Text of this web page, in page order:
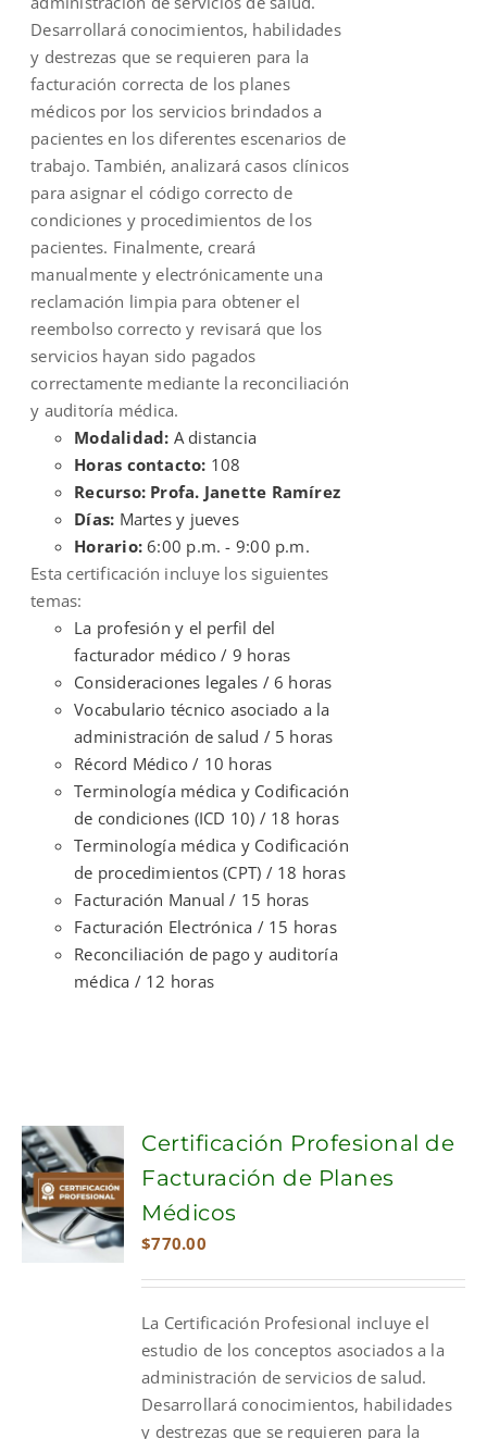
Desarrollará conocimientos, habilidades
y destrezas que se requieren para la
facturación correcta de los planes
médicos por los servicios brindados a
pacientes en los diferentes escenarios de
trabajo. También, analizará casos clínicos
para asignar el código correcto de
condiciones y procedimientos de los
pacientes. Finalmente, creará
manualmente y electrónicamente una
reclamación limpia para obtener el
reembolso correcto y revisará que los
servicios hayan sido pagados
correctamente mediante la reconciliación
y auditoría médica.
Modalidad: A distancia
Horas contacto: 108
Recurso: Profa. Janette Ramírez
Días: Martes y jueves
Horario:6:00 p.m. - 9:00 p.m.
Esta certificación incluye los siguientes
temas:
La profesión y el perfil del
facturador médico / 9 horas
Consideraciones legales / 6 horas
Vocabulario técnico asociado a la
administración de salud / 5 horas
Récord Médico / 10 horas
Terminología médica y Codificación
de condiciones (ICD 10) / 18 horas
Terminología médica y Codificación
de procedimientos (CPT) / 18 horas
Facturación Manual / 15 horas
Facturación Electrónica / 15 horas
Reconciliación de pago y auditoría
médica / 12 horas
ADD TO
CART
Certificación Profesional de
Facturación de Planes
Médicos
$770.00
La Certificación Profesional incluye el
estudio de los conceptos asociados a la
administración de servicios de salud.
Desarrollará conocimientos, habilidades
y destrezas que se requieren para la